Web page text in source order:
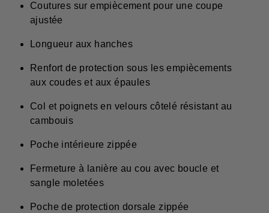
Coutures sur empiècement pour une coupe
ajustée
Longueur aux hanches
Renfort de protection sous les empiècements
aux coudes et aux épaules
Col et poignets en velours côtelé résistant au
cambouis
Poche intérieure zippée
Fermeture à lanière au cou avec boucle et
sangle moletées
Poche de protection dorsale zippée